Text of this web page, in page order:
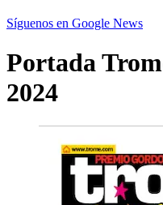
Síguenos en Google News
Portada
2024